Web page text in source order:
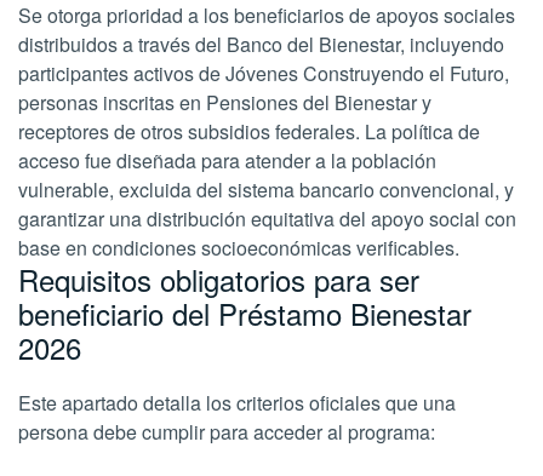
Se otorga prioridad a los beneficiarios de apoyos sociales
distribuidos a través del Banco del Bienestar, incluyendo
participantes activos de Jóvenes Construyendo el Futuro,
personas inscritas en Pensiones del Bienestar y
receptores de otros subsidios federales. La política de
acceso fue diseñada para atender a la población
vulnerable, excluida del sistema bancario convencional, y
garantizar una distribución equitativa del apoyo social con
base en condiciones socioeconómicas verificables.
Requisitos obligatorios para ser
beneficiario del Préstamo Bienestar
2026
Este apartado detalla los criterios oficiales que una
persona debe cumplir para acceder al programa: